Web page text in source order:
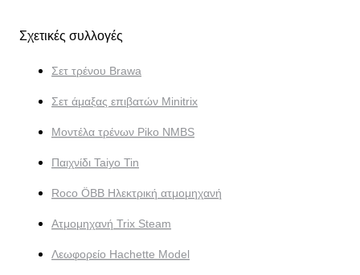
Σχετικές συλλογές
Σετ τρένου Brawa
Σετ άμαξας επιβατών Minitrix
Μοντέλα τρένων Piko NMBS
Παιχνίδι Taiyo Tin
Roco ÖBB Ηλεκτρική ατμομηχανή
Ατμομηχανή Trix Steam
Λεωφορείο Hachette Model